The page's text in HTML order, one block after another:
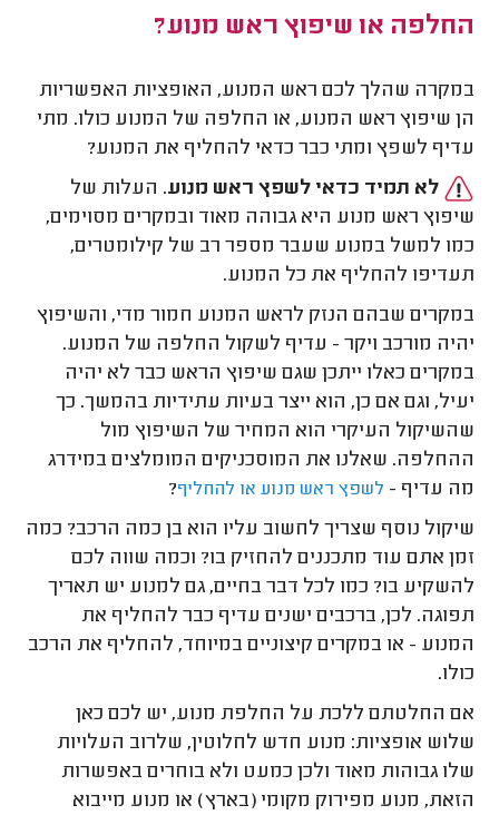
החלפה או שיפוץ ראש מנוע?
במקרה שהלך לכם ראש המנוע, האופציות האפשריות
הן שיפוץ ראש המנוע, או החלפה של המנוע כולו. מתי
עדיף לשפץ ומתי כבר כדאי להחליף את המנוע?
לא תמיד כדאי לשפץ ראש מנוע. העלות של
שיפוץ ראש מנוע היא גבוהה מאוד ובמקרים מסוימים,
כמו למשל במנוע שעבר מספר רב של קילומטרים,
תעדיפו להחליף את כל המנוע.
במקרים שבהם הנזק לראש המנוע חמור מדי, והשיפוץ
יהיה מורכב ויקר - עדיף לשקול החלפה של המנוע.
במקרים כאלו ייתכן שגם שיפוץ הראש כבר לא יהיה
יעיל, וגם אם כן, הוא ייצר בעיות עתידיות בהמשך. כך
שהשיקול העיקרי הוא המחיר של השיפוץ מול
ההחלפה. שאלנו את המוסכניקים המומלצים במידרג
מה עדיף - לשפץ ראש מנוע או להחליף?
שיקול נוסף שצריך לחשוב עליו הוא בן כמה הרכב? כמה
זמן אתם עוד מתכננים להחזיק בו? וכמה שווה לכם
להשקיע בו? כמו לכל דבר בחיים, גם למנוע יש תאריך
תפוגה. לכן, ברכבים ישנים עדיף כבר להחליף את
המנוע - או במקרים קיצוניים במיוחד, להחליף את הרכב
כולו.
אם החלטתם ללכת על החלפת מנוע, יש לכם כאן
שלוש אופציות: מנוע חדש לחלוטין, שלרוב העלויות
שלו גבוהות מאוד ולכן כמעט ולא בוחרים באפשרות
הזאת, מנוע מפירוק מקומי (בארץ) או מנוע מייבוא